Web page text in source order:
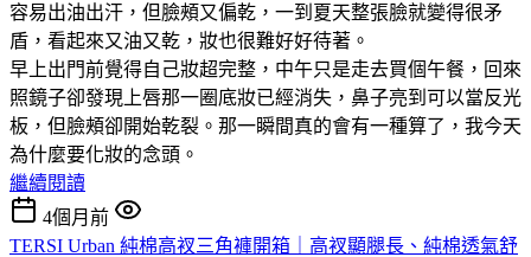
容易出油出汗，但臉頰又偏乾，一到夏天整張臉就變得很矛
盾，看起來又油又乾，妝也很難好好待著。
早上出門前覺得自己妝超完整，中午只是走去買個午餐，回來
照鏡子卻發現上唇那一圈底妝已經消失，鼻子亮到可以當反光
板，但臉頰卻開始乾裂。那一瞬間真的會有一種算了，我今天
為什麼要化妝的念頭。
繼續閱讀
4個月前
TERSI Urban 純棉高衩三角褲開箱｜高衩顯腿長、純棉透氣舒